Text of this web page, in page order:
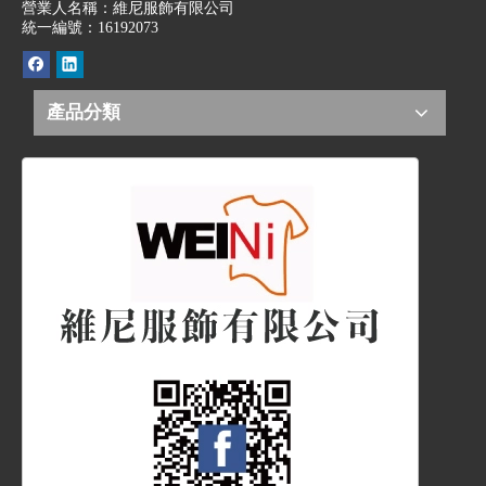
營業人名稱：維尼服飾有限公司
統一編號：16192073
產品分類